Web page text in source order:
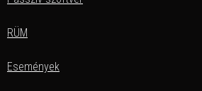
RÜM
Események